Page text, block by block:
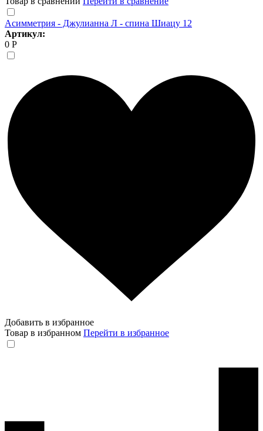
Асимметрия - Джулианна Л - спина Шиацу 12
Артикул:
0 Р
Добавить в избранное
Товар в избранном Перейти в избранное